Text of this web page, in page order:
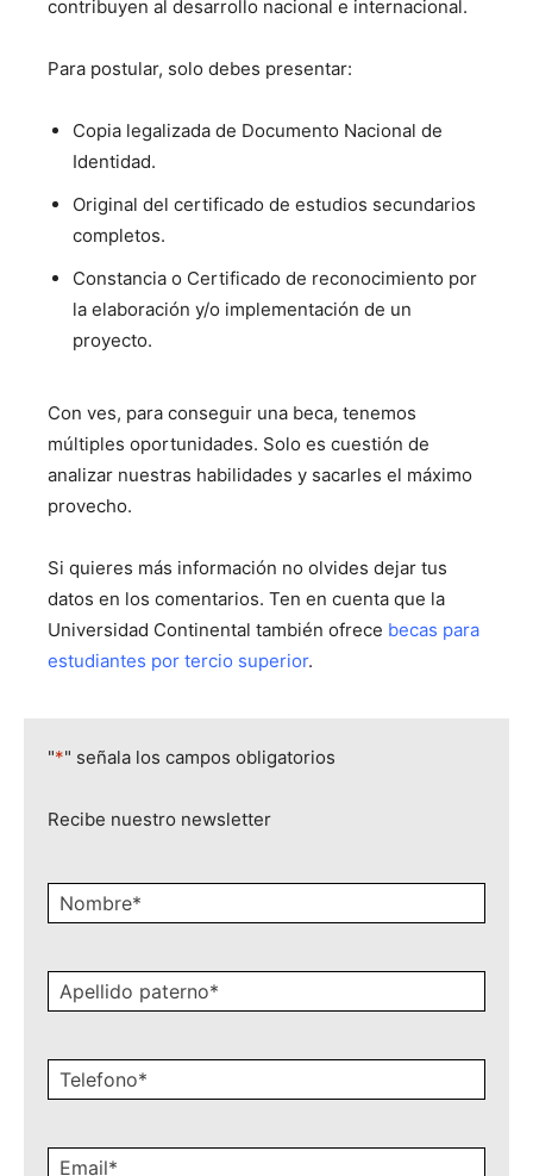
contribuyen al desarrollo nacional e internacional.
Para postular, solo debes presentar:
Copia legalizada de Documento Nacional de
Identidad.
Original del certificado de estudios secundarios
completos.
Constancia o Certificado de reconocimiento por
la elaboración y/o implementación de un
proyecto.
Con ves, para conseguir una beca, tenemos
múltiples oportunidades. Solo es cuestión de
analizar nuestras habilidades y sacarles el máximo
provecho.
Si quieres más información no olvides dejar tus
datos en los comentarios. Ten en cuenta que la
Universidad Continental también ofrece becas para
estudiantes por tercio superior.
"*" señala los campos obligatorios
Recibe nuestro newsletter
Nombre*
Apellido
paterno*
Celular*
Email*